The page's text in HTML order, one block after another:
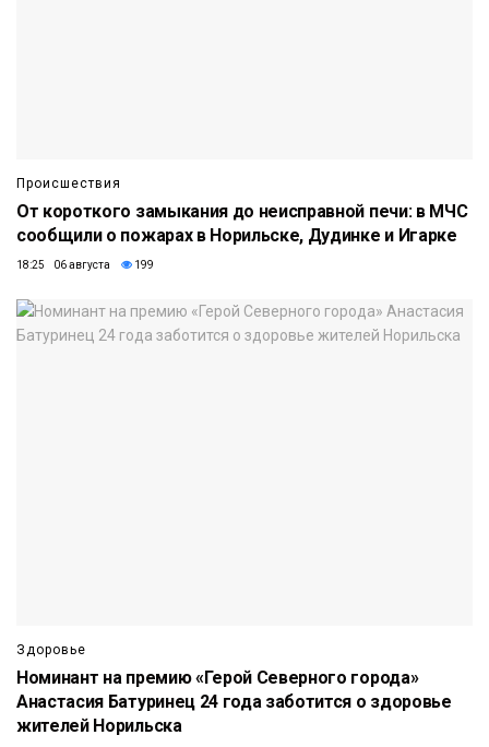
Происшествия
От короткого замыкания до неисправной печи: в МЧС
сообщили о пожарах в Норильске, Дудинке и Игарке
18:25 06 августа 199
Здоровье
Номинант на премию «Герой Северного города»
Анастасия Батуринец 24 года заботится о здоровье
жителей Норильска